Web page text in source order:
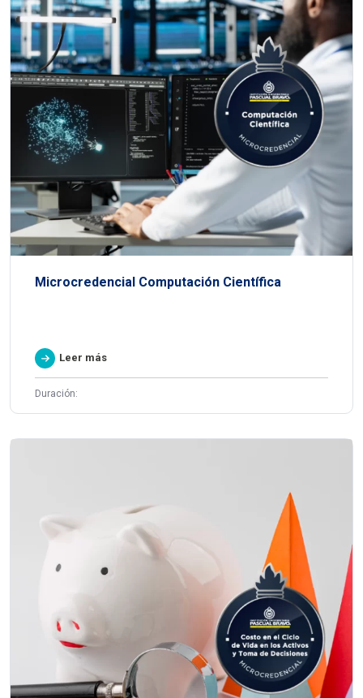
Microcredencial Computación Científica
Leer más
Duración: